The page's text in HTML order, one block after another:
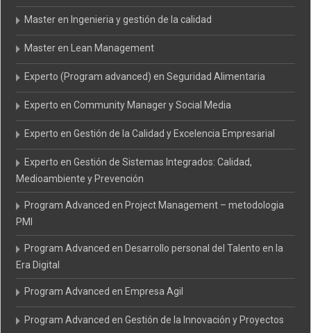
Master en Ingenieria y gestión de la calidad
Master en Lean Management
Experto (Program advanced) en Seguridad Alimentaria
Experto en Community Manager y Social Media
Experto en Gestión de la Calidad y Excelencia Empresarial
Experto en Gestión de Sistemas Integrados: Calidad,
Medioambiente y Prevención
Program Advanced en Project Management – metodologia
PMI
Program Advanced en Desarrollo personal del Talento en la
Era Digital
Program Advanced en Empresa Agil
Program Advanced en Gestión de la Innovación y Proyectos